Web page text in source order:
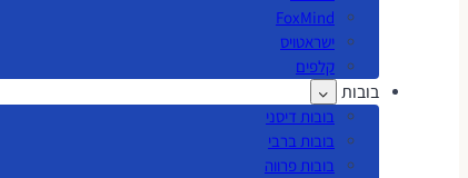
FoxMind
ישראטויס
קלפים
בובות
בובות דיסני
בובות ברבי
בובות פרווה